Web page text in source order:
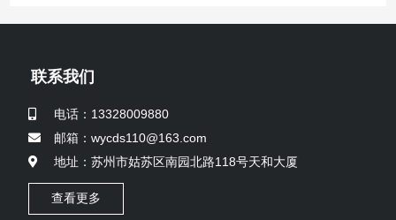
联系我们
电话：13328009880
邮箱：wycds110@163.com
地址：苏州市姑苏区南园北路118号天和大厦
查看更多